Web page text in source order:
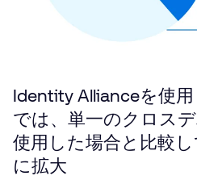
Identity Allianceを使
では、単一のクロス
使用した場合と比較
に拡大